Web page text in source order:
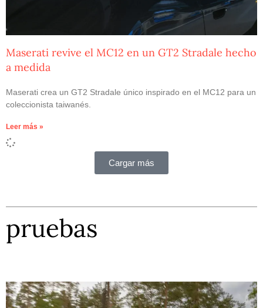
Maserati revive el MC12 en un GT2 Stradale hecho
a medida
Maserati crea un GT2 Stradale único inspirado en el MC12 para un
coleccionista taiwanés.
Leer más »
Cargar más
pruebas